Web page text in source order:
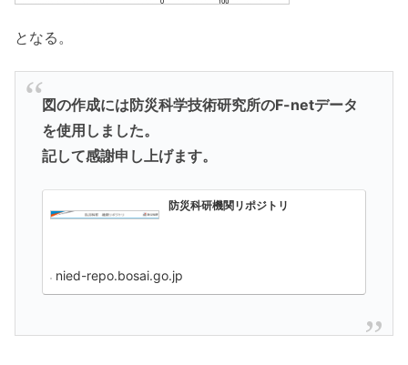
となる。
図の作成には防災科学技術研究所のF-netデータ
を使用しました。
記して感謝申し上げます。
防災科研機関リポジトリ
nied-repo.bosai.go.jp